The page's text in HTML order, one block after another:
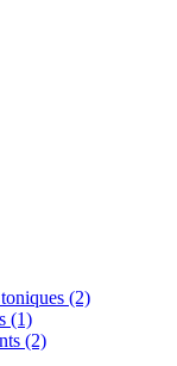
(2)
(1)
(2)